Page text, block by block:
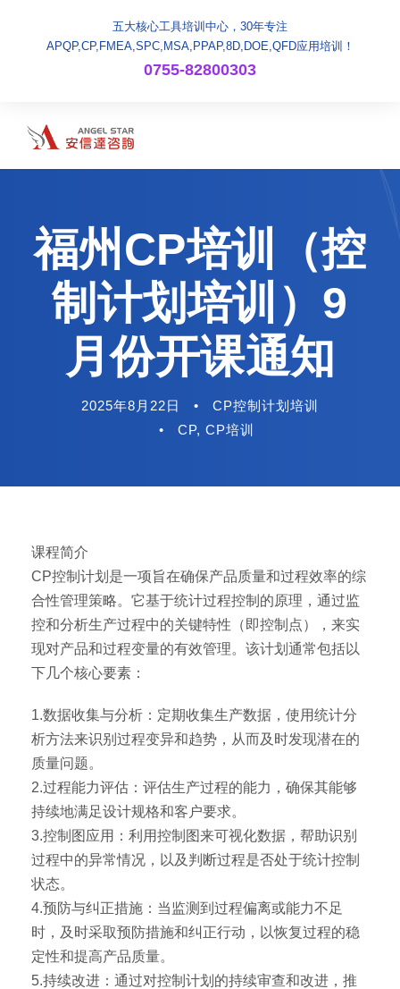
五大核心工具培训中心，30年专注
APQP,CP,FMEA,SPC,MSA,PPAP,8D,DOE,QFD应用培训！
0755-82800303
福州CP培训（控
制计划培训）9
月份开课通知
2025年8月22日 •
CP控制计划培训
•
CP, CP培训
课程简介
CP控制计划是一项旨在确保产品质量和过程效率的综
合性管理策略。它基于统计过程控制的原理，通过监
控和分析生产过程中的关键特性（即控制点），来实
现对产品和过程变量的有效管理。该计划通常包括以
下几个核心要素：
1.数据收集与分析：定期收集生产数据，使用统计分
析方法来识别过程变异和趋势，从而及时发现潜在的
质量问题。
2.过程能力评估：评估生产过程的能力，确保其能够
持续地满足设计规格和客户要求。
3.控制图应用：利用控制图来可视化数据，帮助识别
过程中的异常情况，以及判断过程是否处于统计控制
状态。
4.预防与纠正措施：当监测到过程偏离或能力不足
时，及时采取预防措施和纠正行动，以恢复过程的稳
定性和提高产品质量。
5.持续改进：通过对控制计划的持续审查和改进，推